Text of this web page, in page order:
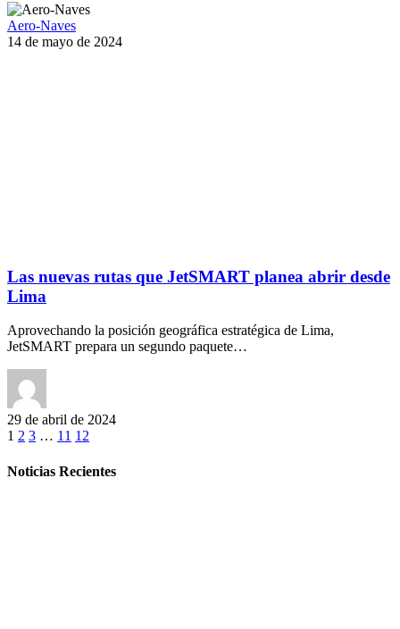
Aero-Naves
14 de mayo de 2024
Las nuevas rutas que JetSMART planea abrir desde
Lima
Aprovechando la posición geográfica estratégica de Lima,
JetSMART prepara un segundo paquete…
29 de abril de 2024
1 2 3 … 11 12
Noticias Recientes